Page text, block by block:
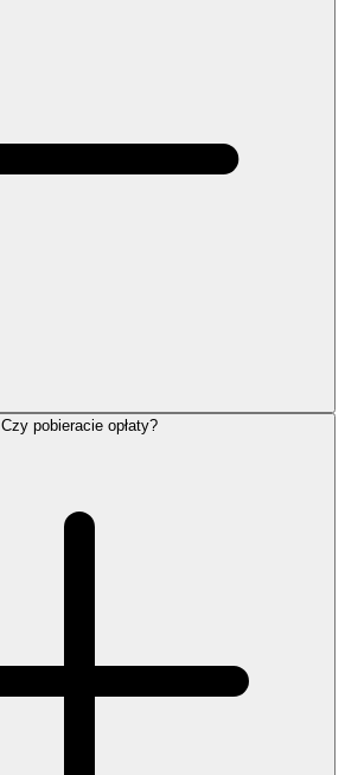
Czy pobieracie opłaty?